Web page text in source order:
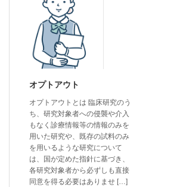
オプトアウト
オプトアウトとは 臨床研究のう
ち、研究対象者への侵襲や介入
もなく診療情報等の情報のみを
用いた研究や、既存の試料のみ
を用いるような研究について
は、国が定めた指針に基づき、
各研究対象者から必ずしも直接
同意を得る必要はありませ […]